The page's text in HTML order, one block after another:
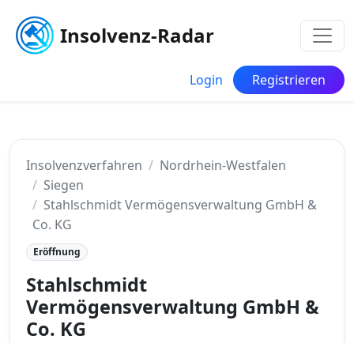
Insolvenz-Radar
Login Registrieren
Insolvenzverfahren
Nordrhein-Westfalen
Siegen
Stahlschmidt Vermögensverwaltung GmbH &
Co. KG
Eröffnung
Stahlschmidt
Vermögensverwaltung GmbH &
Co. KG